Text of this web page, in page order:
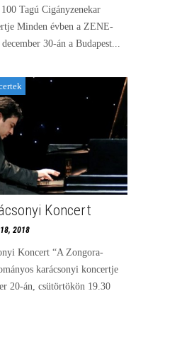
Tagú Cigányzenekar
Minden évben a ZENE-
30-án a Budapest...
Koncert
2018
Koncert “A Zongora-
karácsonyi koncertje
20-án, csütörtökön 19.30